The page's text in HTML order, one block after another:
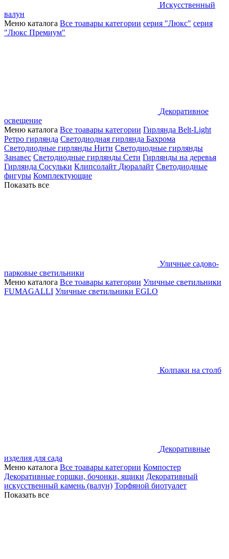
Искусственный
валун
Меню каталога Все тоавары категории серия "Люкс" серия
"Люкс Премиум"
Декоративное
освещение
Меню каталога Все тоавары категории Гирлянда Belt-Light
Ретро гирлянда Светодиодная гирлянда Бахрома
Светодиодные гирлянды Нити Светодиодные гирлянды
Занавес Светодиодные гирлянды Сети Гирлянды на деревья
Гирлянда Сосульки Клипсолайт Дюралайт Светодиодные
фигуры Комплектующие
Показать все
Уличные садово-
парковые светильники
Меню каталога Все тоавары категории Уличные светильники
FUMAGALLI Уличные светильники EGLO
Колпаки на столб
Декоративные
изделия для сада
Меню каталога Все тоавары категории Компостер
Декоративные горшки, бочонки, ящики Декоративный
искусственный камень (валун) Торфяной биотуалет
Показать все